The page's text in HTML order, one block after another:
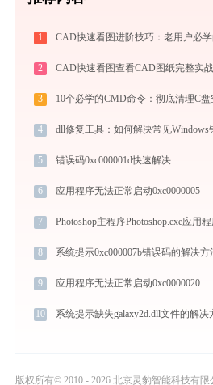
1 CAD快速看图进阶技巧：老用户必
2 CAD快速看图查看CAD图纸完整实
3
4 dll修复工具：如何解决常见Windows
5 错误码0xc000001d快速解决
6 应用程序无法正常启动0xc0000005
7
8 系统提示0xc000007b错误码的解决方
9 应用程序无法正常启动0xc0000020
10 系统提示缺失galaxy2d.dll文件的解决
版权所有© 2010 - 2026 北京灵豹智能科技有限